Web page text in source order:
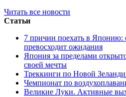
Читать все новости
Статьи
7 причин поехать в Японию:
превосходит ожидания
Япония за пределами
своей мечты
Треккинги по Новой
Чемпионат по
Великие Луки. Активные